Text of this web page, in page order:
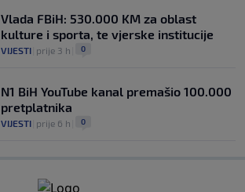
Vlada FBiH: 530.000 KM za oblast
kulture i sporta, te vjerske institucije
VIJESTI prije 3 h 0
N1 BiH YouTube kanal premašio 100.000
pretplatnika
VIJESTI prije 6 h 0